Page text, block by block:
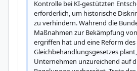
Kontrolle bei KI-gestützten
erforderlich, um historische
zu verhindern. Während die
Maßnahmen zur Bekämpfung
ergriffen hat und eine Reform
Gleichbehandlungsgesetzes
Unternehmen unzureichend auf